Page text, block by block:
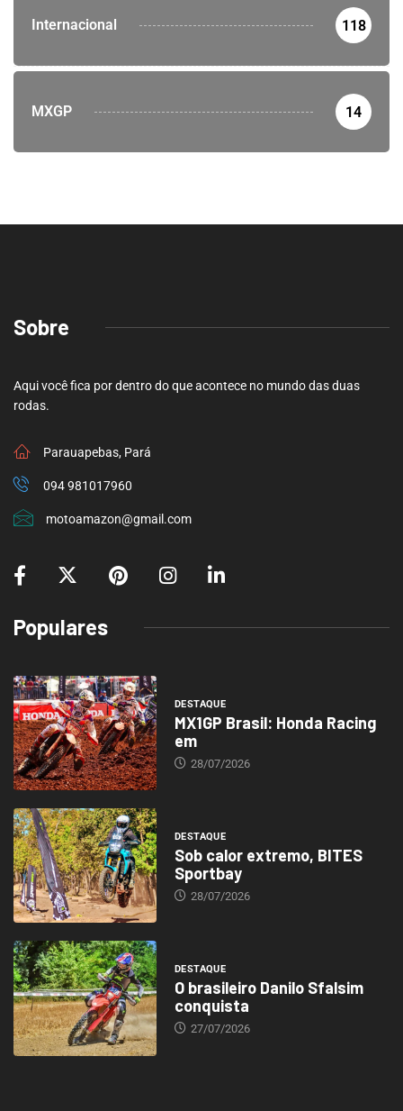
Internacional 118
MXGP 14
Sobre
Aqui você fica por dentro do que acontece no mundo das duas
rodas.
Parauapebas, Pará
094 981017960
motoamazon@gmail.com
Populares
DESTAQUE
MX1GP Brasil: Honda Racing
em
28/07/2026
DESTAQUE
Sob calor extremo, BITES
Sportbay
28/07/2026
DESTAQUE
O brasileiro Danilo Sfalsim
conquista
27/07/2026